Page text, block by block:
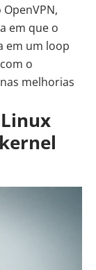
em que o
em um loop
o
melhorias